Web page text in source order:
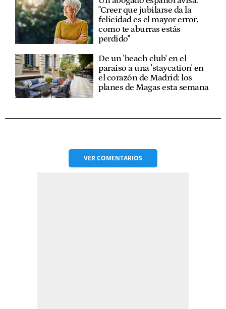
"Creer que jubilarse da la
felicidad es el mayor error,
como te aburras estás
perdido"
De un 'beach club' en el
paraíso a una 'staycation' en
el corazón de Madrid: los
planes de Magas esta semana
VERCOMENTARIOS